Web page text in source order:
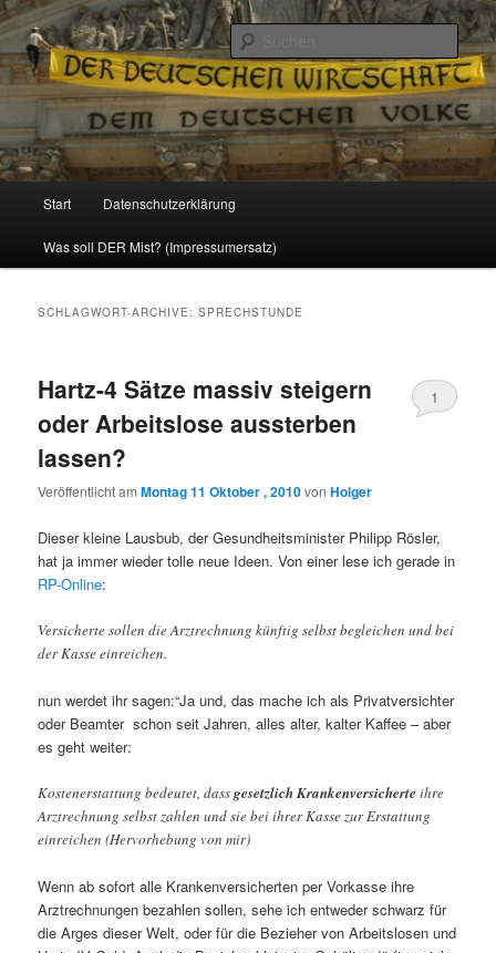
Reizzentrum
Politik, Wirtschaft, Soziales und Gesellschaft
Zum
Inhalt
Zum
sekundären
Start Datenschutzerklärung
Was soll DER Mist? (Impressumersatz)
SCHLAGWORT-ARCHIVE:SPRECHSTUNDE
Hartz-4 Sätze massiv steigern
oder Arbeitslose aussterben
lassen?
Veröffentlicht amMontag 11 Oktober , 2010vonHolger
1
Dieser kleine Lausbub, der Gesundheitsminister Philipp Rösler,
hat ja immer wieder tolle neue Ideen. Von einer lese ich gerade in
RP-Online:
Versicherte sollen die Arztrechnung künftig selbst begleichen und bei
der Kasse einreichen.
nun werdet ihr sagen:“Ja und, das mache ich als Privatversichter
oder Beamter schon seit Jahren, alles alter, kalter Kaffee – aber
es geht weiter:
Kostenerstattung bedeutet, dassgesetzlich Krankenversicherte ihre
Arztrechnung selbst zahlen und sie bei ihrer Kasse zur Erstattung
einreichen (Hervorhebung von mir)
Wenn ab sofort alle Krankenversicherten per Vorkasse ihre
Arztrechnungen bezahlen sollen, sehe ich entweder schwarz für
die Arges dieser Welt, oder für die Bezieher von Arbeitslosen und